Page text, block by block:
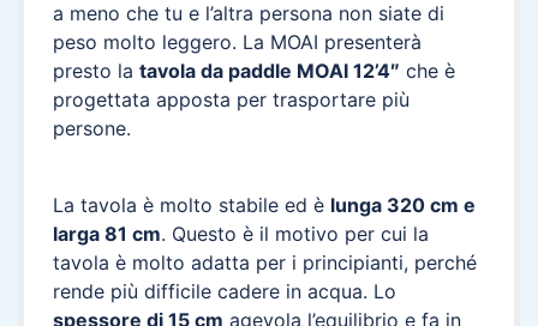
a meno che tu e l’altra persona non siate di
peso molto leggero. La MOAI presenterà
presto la tavola da paddle MOAI 12’4″ che è
progettata apposta per trasportare più
persone.
La tavola è molto stabile ed è lunga 320 cm e
larga 81 cm. Questo è il motivo per cui la
tavola è molto adatta per i principianti, perché
rende più difficile cadere in acqua. Lo
spessore di 15 cm agevola l’equilibrio e fa in